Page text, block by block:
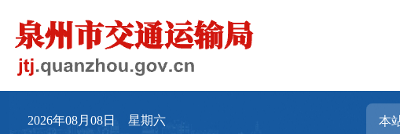
2026年08月08日 星期六